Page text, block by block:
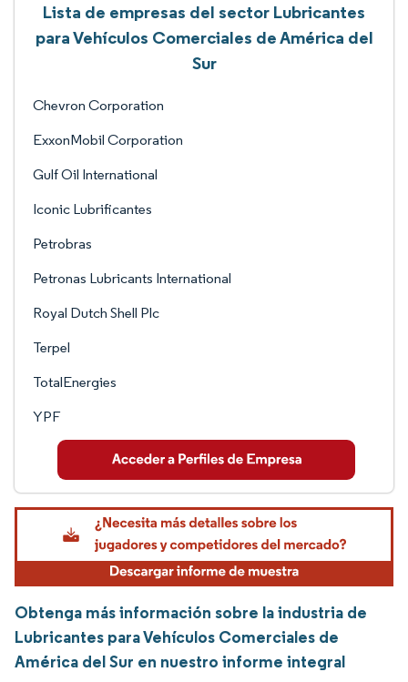
Lista de empresas del sector Lubricantes
para Vehículos Comerciales de América del
Sur
Chevron Corporation
ExxonMobil Corporation
Gulf Oil International
Iconic Lubrificantes
Petrobras
Petronas Lubricants International
Royal Dutch Shell Plc
Terpel
TotalEnergies
YPF
Obtenga más información sobre la industria de
Lubricantes para Vehículos Comerciales de
América del Sur en nuestro informe integral